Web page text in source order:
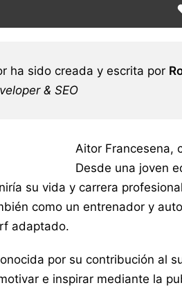
ha sido creada y escrita por
& SEO
Aitor Francesena,
Desde una joven
su vida y carrera
como un entrenador y
adaptado.
por su contribución al
e inspirar mediante la